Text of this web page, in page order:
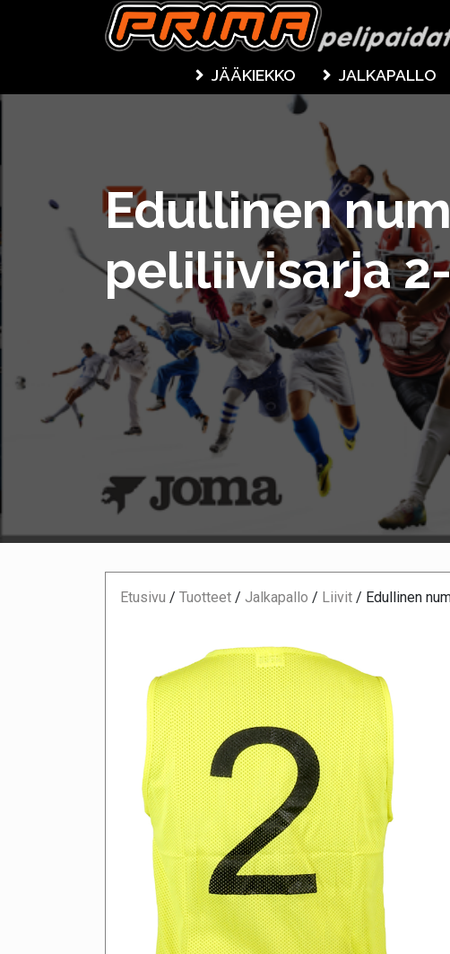
JÄÄKIEKKO JALKAPALLO
Edullinen
peliliivisarja
Etusivu / Tuotteet / Jalkapallo / Liivit / Edullinen